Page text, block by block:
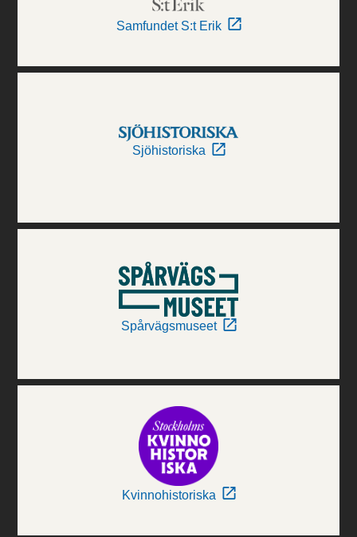
Samfundet S:t Erik
Sjöhistoriska
Spårvägsmuseet
Kvinnohistoriska